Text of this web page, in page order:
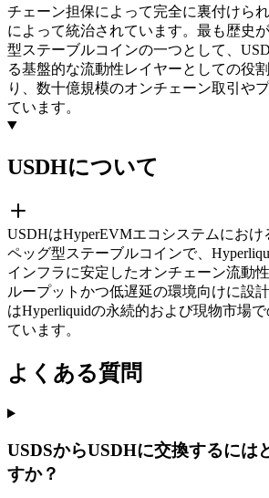
チェーン担保によって完全に裏付けら
によって統治されています。最も歴史
型ステーブルコインの一つとして、
る基盤的な流動性レイヤーとしての役
り、数十億規模のオンチェーン取引や
ています。
USDHについて
USDHはHyperEVMエコシステムにおけ
ペッグ型ステーブルコインで、
インフラに安定したオンチェーン流動
ループットかつ低遅延の環境向けに設
はHyperliquidの永続的および現物市場
ています。
よくある質問
USDSからUSDHに交換するには
すか？